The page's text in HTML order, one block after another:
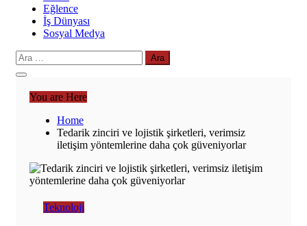
Eğlence
İş Dünyası
Sosyal Medya
Arama:
You are Here
Home
Tedarik zinciri ve lojistik şirketleri, verimsiz
iletişim yöntemlerine daha çok güveniyorlar
Teknoloji